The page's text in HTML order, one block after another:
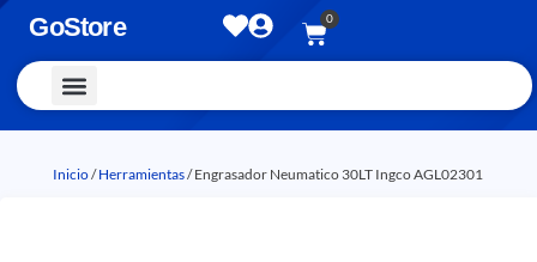
GoStore 0
Inicio/Herramientas/ Engrasador Neumatico 30LT Ingco AGL02301